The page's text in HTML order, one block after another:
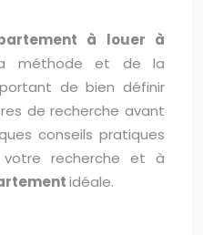
à louer à
méthode et de la
de bien définir
de recherche avant
conseils pratiques
recherche et à
idéale.